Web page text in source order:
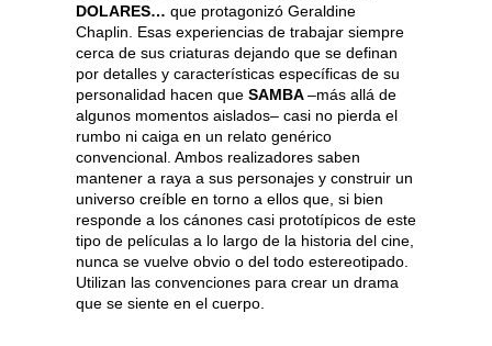
DOLARES… que protagonizó Geraldine
Chaplin. Esas experiencias de trabajar siempre
cerca de sus criaturas dejando que se definan
por detalles y características específicas de su
personalidad hacen que SAMBA–más allá de
algunos momentos aislados– casi no pierda el
rumbo ni caiga en un relato genérico
convencional. Ambos realizadores saben
mantener a raya a sus personajes y construir un
universo creíble en torno a ellos que, si bien
responde a los cánones casi prototípicos de este
tipo de películas a lo largo de la historia del cine,
nunca se vuelve obvio o del todo estereotipado.
Utilizan las convenciones para crear un drama
que se siente en el cuerpo.